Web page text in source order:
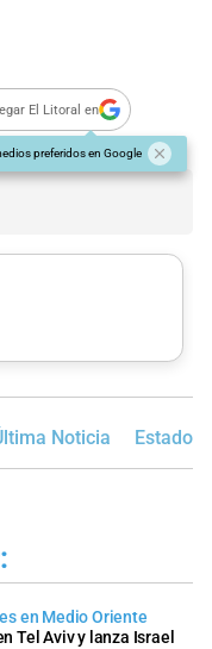
El Litoral en
preferidos en Google
Noticia Estados
en Medio Oriente
Tel Aviv y lanza Israel